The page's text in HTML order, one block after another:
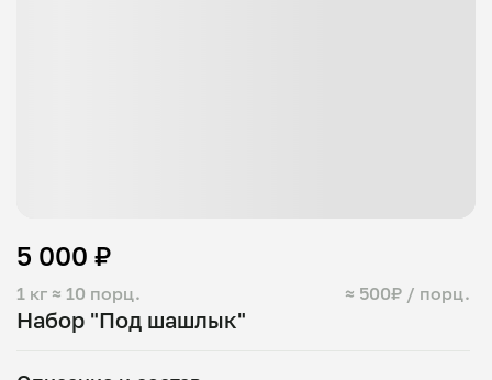
Набор "Под шашлык"
1 кг ≈ 10 порц. ≈ 500₽ / порц.
5 000 ₽